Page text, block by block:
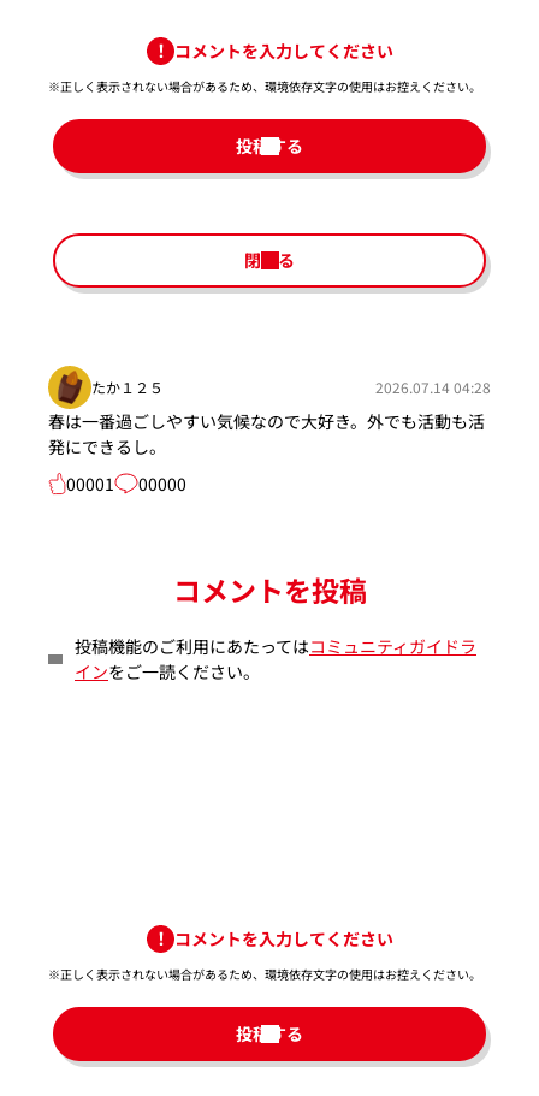
コメントを入力してください
※正しく表示されない場合があるため、環境依存文字の使用はお控えください。​
投稿する
閉じる
たか１２５ 2026.07.14 04:28
春は一番過ごしやすい気候なので大好き。外でも活動も活
発にできるし。
00001
00000
コメントを投稿
投稿機能のご利用にあたってはコミュニティガイドラ
インをご一読ください。
コメントを入力してください
※正しく表示されない場合があるため、環境依存文字の使用はお控えください。​
投稿する